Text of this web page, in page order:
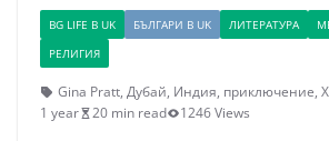
BG LIFE В UK БЪЛГАРИ В UK ЛИТЕРАТУРА
РЕЛИГИЯ
Gina Pratt, Дубай, Индия, приключение,
1 year
20 min read 1246 Views